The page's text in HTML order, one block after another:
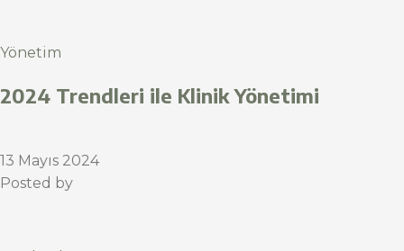
Yönetim
2024 Trendleri ile Klinik Yönetimi
13 Mayıs 2024
Posted by